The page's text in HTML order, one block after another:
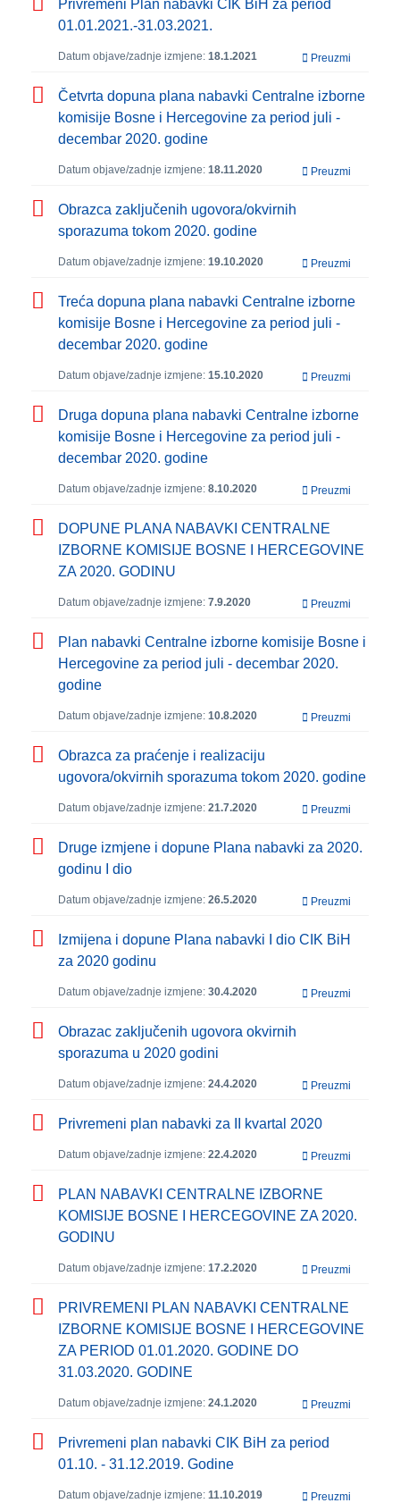
Privremeni Plan nabavki CIK BiH za period
01.01.2021.-31.03.2021.
Datum objave/zadnje izmjene: 18.1.2021 Preuzmi
Četvrta dopuna plana nabavki Centralne izborne
komisije Bosne i Hercegovine za period juli -
decembar 2020. godine
Datum objave/zadnje izmjene: 18.11.2020 Preuzmi
Obrazca zaključenih ugovora/okvirnih
sporazuma tokom 2020. godine
Datum objave/zadnje izmjene: 19.10.2020 Preuzmi
Treća dopuna plana nabavki Centralne izborne
komisije Bosne i Hercegovine za period juli -
decembar 2020. godine
Datum objave/zadnje izmjene: 15.10.2020 Preuzmi
Druga dopuna plana nabavki Centralne izborne
komisije Bosne i Hercegovine za period juli -
decembar 2020. godine
Datum objave/zadnje izmjene: 8.10.2020 Preuzmi
DOPUNE PLANA NABAVKI CENTRALNE
IZBORNE KOMISIJE BOSNE I HERCEGOVINE
ZA 2020. GODINU
Datum objave/zadnje izmjene: 7.9.2020 Preuzmi
Plan nabavki Centralne izborne komisije Bosne i
Hercegovine za period juli - decembar 2020.
godine
Datum objave/zadnje izmjene: 10.8.2020 Preuzmi
Obrazca za praćenje i realizaciju
ugovora/okvirnih sporazuma tokom 2020. godine
Datum objave/zadnje izmjene: 21.7.2020 Preuzmi
Druge izmjene i dopune Plana nabavki za 2020.
godinu I dio
Datum objave/zadnje izmjene: 26.5.2020 Preuzmi
Izmijena i dopune Plana nabavki I dio CIK BiH
za 2020 godinu
Datum objave/zadnje izmjene: 30.4.2020 Preuzmi
Obrazac zaključenih ugovora okvirnih
sporazuma u 2020 godini
Datum objave/zadnje izmjene: 24.4.2020 Preuzmi
Privremeni plan nabavki za II kvartal 2020
Datum objave/zadnje izmjene: 22.4.2020 Preuzmi
PLAN NABAVKI CENTRALNE IZBORNE
KOMISIJE BOSNE I HERCEGOVINE ZA 2020.
GODINU
Datum objave/zadnje izmjene: 17.2.2020 Preuzmi
PRIVREMENI PLAN NABAVKI CENTRALNE
IZBORNE KOMISIJE BOSNE I HERCEGOVINE
ZA PERIOD 01.01.2020. GODINE DO
31.03.2020. GODINE
Datum objave/zadnje izmjene: 24.1.2020 Preuzmi
Privremeni plan nabavki CIK BiH za period
01.10. - 31.12.2019. Godine
Datum objave/zadnje izmjene: 11.10.2019 Preuzmi